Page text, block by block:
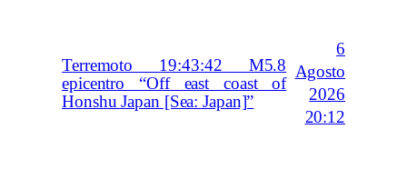
Terremoto 19:43:42 M5.8
epicentro “Off east coast of
Honshu Japan [Sea: Japan]”
6
Agosto
2026
20:12